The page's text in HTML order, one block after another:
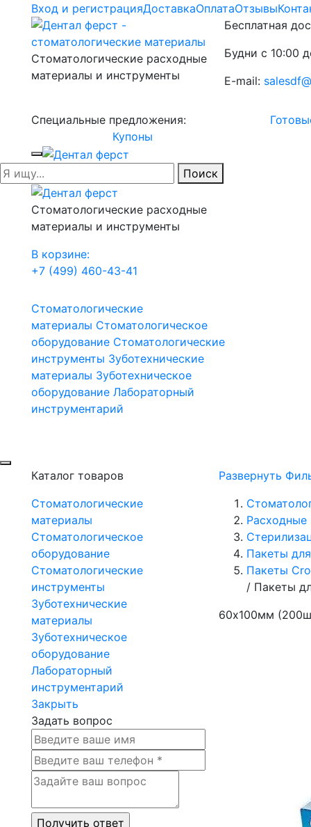
Вход и регистрацияДоставкаОплатаОтзывы
Стоматологические расходные
материалы и инструменты
Бесплатная
Будни с 10:00
E-mail:
Специальные предложения:
Купоны
Поиск
Стоматологические расходные
материалы и инструменты
В корзине:
+7 (499) 460-43-41
Стоматологические
материалы Стоматологическое
оборудование Стоматологические
инструменты Зуботехнические
материалы Зуботехническое
оборудование Лабораторный
инструментарий
Каталог товаров
Стоматологические
материалы
Стоматологическое
оборудование
Стоматологические
инструменты
Зуботехнические
материалы
Зуботехническое
оборудование
Лабораторный
инструментарий
Закрыть
Задать вопрос
Развернуть
Расходные
Пакеты
Пакеты
/ Пакеты
60х100мм